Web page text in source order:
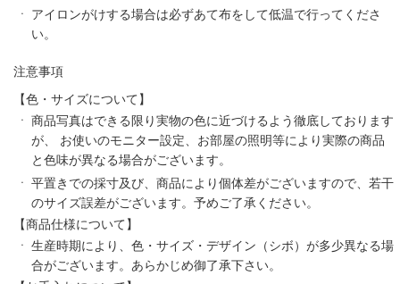
アイロンがけする場合は必ずあて布をして低温で行ってくださ
い。
注意事項
【色・サイズについて】
商品写真はできる限り実物の色に近づけるよう徹底しております
が、 お使いのモニター設定、お部屋の照明等により実際の商品
と色味が異なる場合がございます。
平置きでの採寸及び、商品により個体差がございますので、若干
のサイズ誤差がございます。予めご了承ください。
【商品仕様について】
生産時期により、色・サイズ・デザイン（シボ）が多少異なる場
合がございます。あらかじめ御了承下さい。